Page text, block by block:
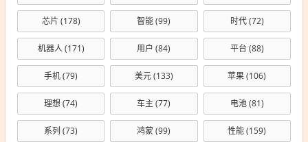
芯片 (178) 智能(99) 时代(72)
机器人(171) 用户 (84) 平台 (88)
手机(79) 美元(133) 苹果(106)
理想(74) 车主 (77) 电池(81)
系列 (73) 鸿蒙(99) 性能(159)